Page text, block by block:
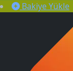
Bakiye Yükle